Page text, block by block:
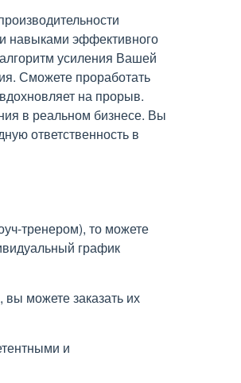
навыками эффективного
усиления Вашей
Сможете проработать
на прорыв.
в реальном бизнесе. Вы
ответственность в
тренером), то можете
график
можете заказать их
и